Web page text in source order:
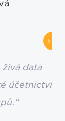
živá data
účetnictví